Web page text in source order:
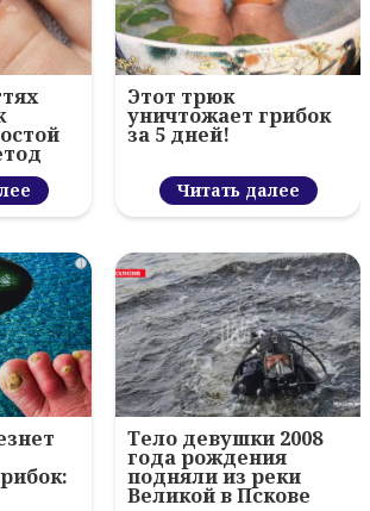
Этот трюк
уничтожает грибок
за 5 дней!
Читать далее
i
Тело девушки 2008
года рождения
подняли из реки
Великой в Пскове